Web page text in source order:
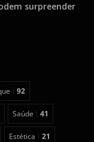
surpreender
92
Saúde 41
Estética 21